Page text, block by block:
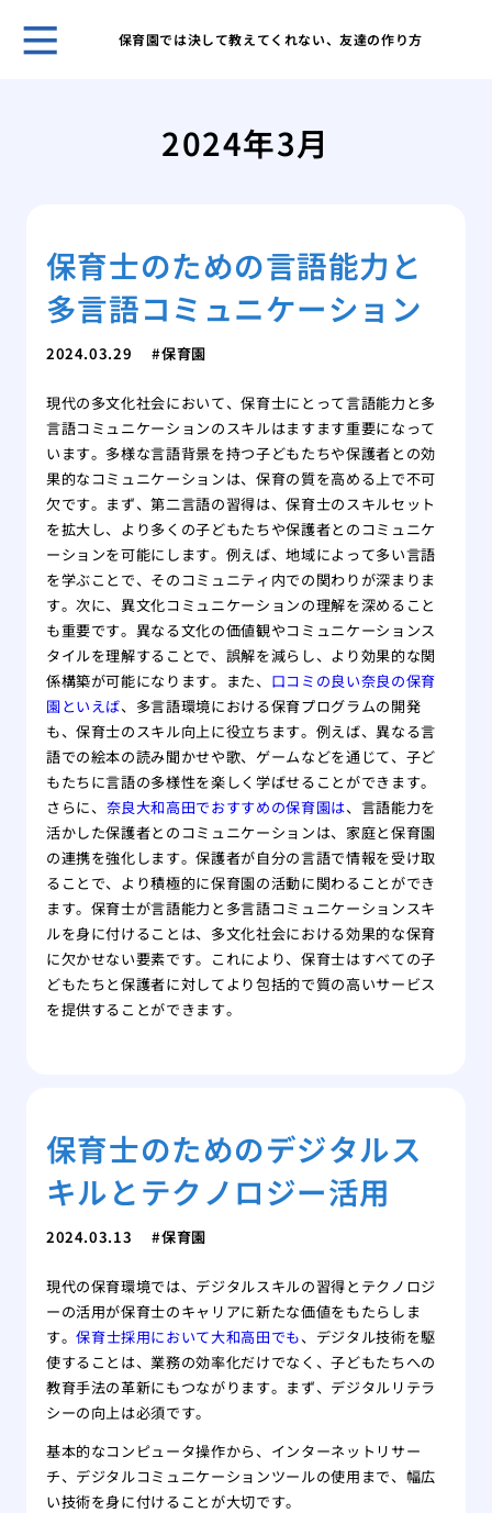
保育園では決して教えてくれない、友達の作り方
2024年3月
保育士のための言語能力と
多言語コミュニケーション
2024.03.29 保育園
現代の多文化社会において、保育士にとって言語能力と多
言語コミュニケーションのスキルはますます重要になって
います。多様な言語背景を持つ子どもたちや保護者との効
果的なコミュニケーションは、保育の質を高める上で不可
欠です。まず、第二言語の習得は、保育士のスキルセット
を拡大し、より多くの子どもたちや保護者とのコミュニケ
ーションを可能にします。例えば、地域によって多い言語
を学ぶことで、そのコミュニティ内での関わりが深まりま
す。次に、異文化コミュニケーションの理解を深めること
も重要です。異なる文化の価値観やコミュニケーションス
タイルを理解することで、誤解を減らし、より効果的な関
係構築が可能になります。また、 口コミの良い奈良の保育
園といえば、多言語環境における保育プログラムの開発
も、保育士のスキル向上に役立ちます。例えば、異なる言
語での絵本の読み聞かせや歌、ゲームなどを通じて、子ど
もたちに言語の多様性を楽しく学ばせることができます。
さらに、 奈良大和高田でおすすめの保育園は、言語能力を
活かした保護者とのコミュニケーションは、家庭と保育園
の連携を強化します。保護者が自分の言語で情報を受け取
ることで、より積極的に保育園の活動に関わることができ
ます。保育士が言語能力と多言語コミュニケーションスキ
ルを身に付けることは、多文化社会における効果的な保育
に欠かせない要素です。これにより、保育士はすべての子
どもたちと保護者に対してより包括的で質の高いサービス
を提供することができます。
保育士のためのデジタルス
キルとテクノロジー活用
2024.03.13 保育園
現代の保育環境では、デジタルスキルの習得とテクノロジ
ーの活用が保育士のキャリアに新たな価値をもたらしま
す。保育士採用において大和高田でも、デジタル技術を駆
使することは、業務の効率化だけでなく、子どもたちへの
教育手法の革新にもつながります。まず、デジタルリテラ
シーの向上は必須です。
基本的なコンピュータ操作から、インターネットリサー
チ、デジタルコミュニケーションツールの使用まで、幅広
い技術を身に付けることが大切です。